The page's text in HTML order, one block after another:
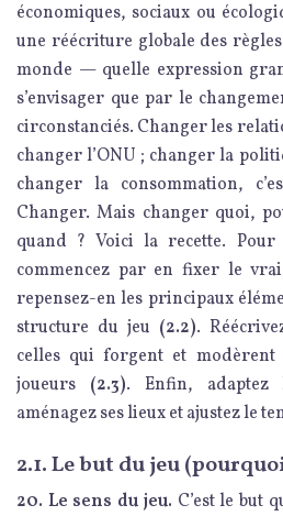
économiques, sociaux ou
une réécriture globale des
monde — quelle expression
s’envisager que par le
circonstanciés. Changer les
changer l’ONU ; changer la
changer la consommation,
Changer. Mais changer quoi,
quand ? Voici la recette.
commencez par en fixer le
repensez-en les principaux
structure du jeu (2.2).
celles qui forgent et modèrent
joueurs (2.3). Enfin, adaptez
aménagez ses lieux et ajustez le
2.1. Le but du jeu
20. Le sens du jeu. C’est le but